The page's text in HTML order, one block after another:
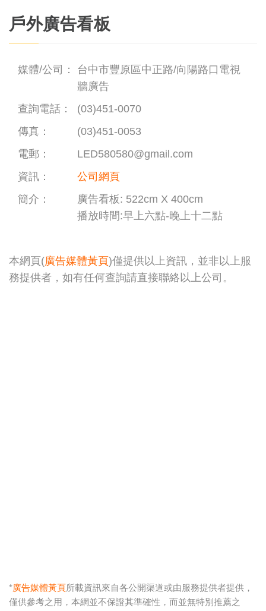
戶外廣告看板
媒體/公司：
台中市豐原區中正路/向陽路口電視
牆廣告
查詢電話：
(03)451-0070
傳真：
(03)451-0053
電郵：
LED580580@gmail.com
資訊：
公司網頁
簡介：
廣告看板: 522cm X 400cm
播放時間:早上六點-晚上十二點
本網頁(廣告媒體黃頁)僅提供以上資訊，並非以上服
務提供者，如有任何查詢請直接聯絡以上公司。
*廣告媒體黃頁所載資訊來自各公開渠道或由服務提供者提供，
僅供參考之用，本網並不保證其準確性，而並無特別推薦之